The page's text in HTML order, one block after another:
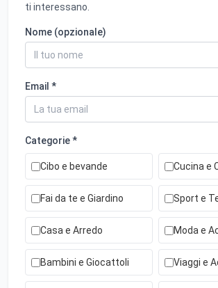
ti interessano.
Nome (opzionale)
Email *
Categorie *
Cibo e bevande Cucina e
Fai da te e Giardino Sport e
Casa e Arredo Moda e
Bambini e Giocattoli Viaggi e